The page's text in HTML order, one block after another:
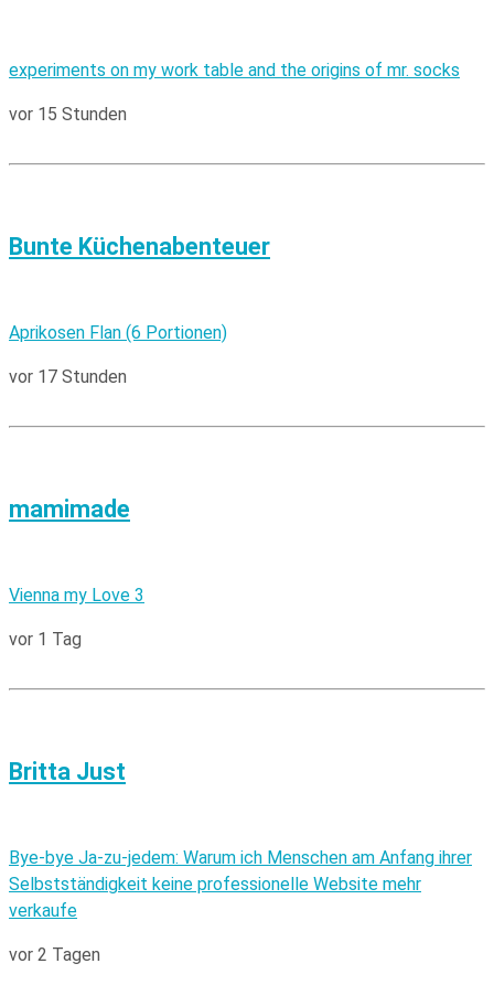
experiments on my work table and the origins of mr. socks
vor 15 Stunden
Bunte Küchenabenteuer
Aprikosen Flan (6 Portionen)
vor 17 Stunden
mamimade
Vienna my Love 3
vor 1 Tag
Britta Just
Bye-bye Ja-zu-jedem: Warum ich Menschen am Anfang ihrer
Selbstständigkeit keine professionelle Website mehr
verkaufe
vor 2 Tagen